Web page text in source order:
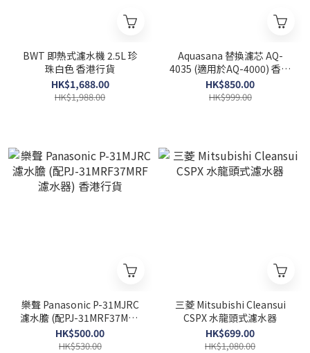
BWT 即熱式濾水機 2.5L 珍
珠白色 香港行貨
HK$1,688.00
HK$1,988.00
Aquasana 替換濾芯 AQ-
4035 (適用於AQ-4000) 香港
行貨
HK$850.00
HK$999.00
樂聲 Panasonic P-31MJRC
濾水膽 (配PJ-31MRF37MRF
濾水器) 香港行貨
HK$500.00
HK$530.00
三菱 Mitsubishi Cleansui
CSPX 水龍頭式濾水器
HK$699.00
HK$1,080.00